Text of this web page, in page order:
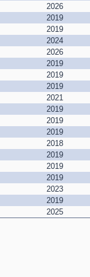
2026
2019
2019
2024
2026
2019
2019
2019
2021
2019
2019
2019
2018
2019
2019
2019
2023
2019
2025